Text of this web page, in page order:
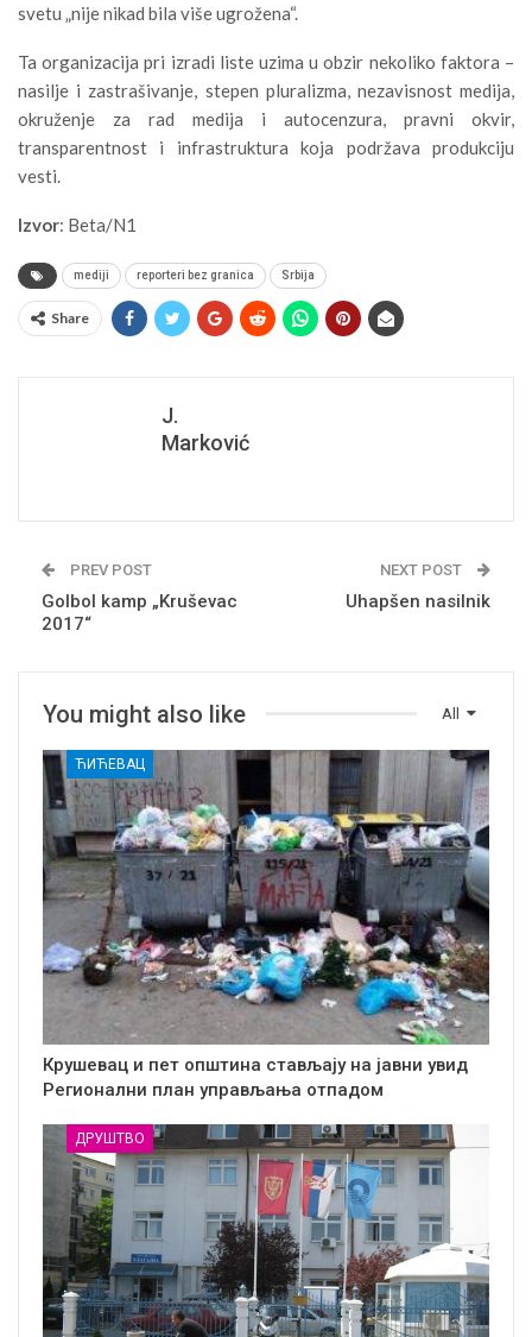
svetu „nije nikad bila više ugrožena“.
Ta organizacija pri izradi liste uzima u obzir nekoliko faktora –
nasilje i zastrašivanje, stepen pluralizma, nezavisnost medija,
okruženje za rad medija i autocenzura, pravni okvir,
transparentnost i infrastruktura koja podržava produkciju
vesti.
Izvor: Beta/N1
mediji reporteri bez granica Srbija
Share
J.
Marković
PREV POST
Golbol kamp „Kruševac
2017“
NEXT POST
Uhapšen nasilnik
All
You might also like
ЋИЋЕВАЦ
Крушевац и пет општина стављају на јавни увид
Регионални план управљања отпадом
ДРУШТВО